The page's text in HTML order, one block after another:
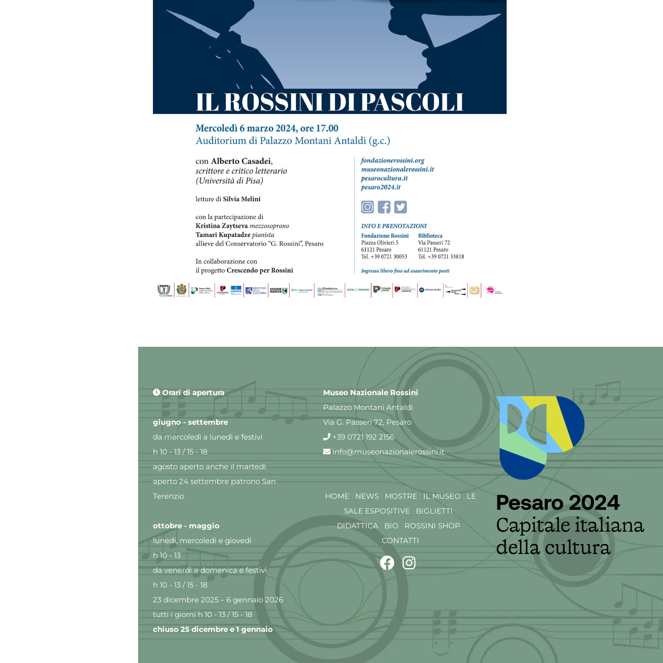
Orari di apertura
giugno - settembre
da mercoledì a lunedì e festivi
h 10 - 13 / 15 - 18
agosto aperto anche il martedì
aperto 24 settembre patrono San
Terenzio
ottobre - maggio
lunedì, mercoledì e giovedì
h 10 - 13
da venerdì a domenica e festivi
h 10 - 13 / 15 - 18
23 dicembre 2025 – 6 gennaio 2026
tutti i giorni h 10 - 13 / 15 - 18
chiuso 25 dicembre e 1 gennaio
Museo Nazionale Rossini
Palazzo Montani Antaldi
Via G. Passeri 72, Pesaro
+39 0721 192 2156
info@museonazionalerossini.it
HOME NEWS| MOSTRE IL MUSEO| LE
SALE ESPOSITIVE
BIGLIETTI|
DIDATTICA| BIO ROSSINI SHOP
CONTATTI